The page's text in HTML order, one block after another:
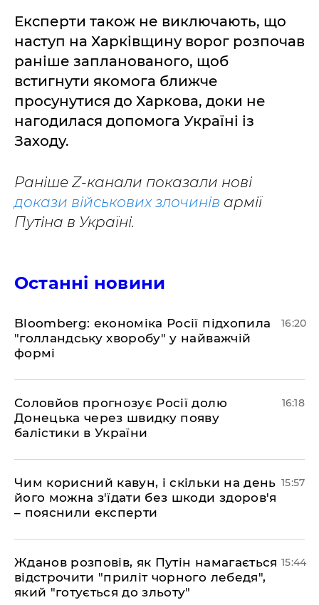
Експерти також не виключають, що
наступ на Харківщину ворог розпочав
раніше запланованого, щоб
встигнути якомога ближче
просунутися до Харкова, доки не
нагодилася допомога Україні із
Заходу.
Раніше Z-канали показали нові
докази військових злочинів армії
Путіна в Україні.
Останні новини
Bloomberg: економіка Росії підхопила
"голландську хворобу" у найважчій
формі
16:20
Соловйов прогнозує Росії долю
Донецька через швидку появу
балістики в України
16:18
Чим корисний кавун, і скільки на день
його можна з'їдати без шкоди здоров'я
– пояснили експерти
15:57
Жданов розповів, як Путін намагається
відстрочити "приліт чорного лебедя",
який "готується до зльоту"
15:44